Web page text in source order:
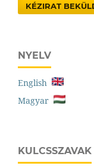
KÉZIRAT
NYELV
English
Magyar
KULCSSZAVAK